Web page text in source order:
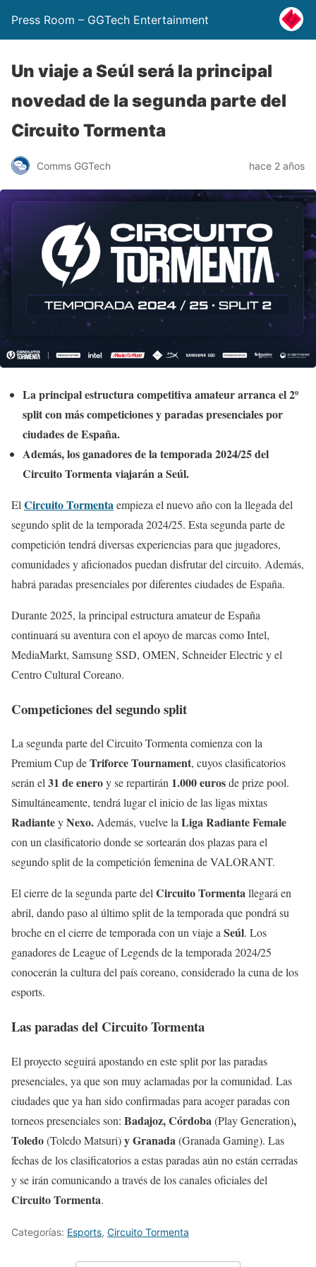
Press Room – GGTech Entertainment
Un viaje a Seúl será la principal
novedad de la segunda parte del
Circuito Tormenta
Comms GGTech hace 2 años
La principal estructura competitiva amateur arranca el 2º
split con más competiciones y paradas presenciales por
ciudades de España.
Además, los ganadores de la temporada 2024/25 del
Circuito Tormenta viajarán a Seúl.
El Circuito Tormentaempieza el nuevo año con la llegada del
segundo split de la temporada 2024/25. Esta segunda parte de
competición tendrá diversas experiencias para que jugadores,
comunidades y aficionados puedan disfrutar del circuito. Además,
habrá paradas presenciales por diferentes ciudades de España.
Durante 2025, la principal estructura amateur de España
continuará su aventura con el apoyo de marcas como Intel,
MediaMarkt, Samsung SSD, OMEN, Schneider Electric y el
Centro Cultural Coreano.
Competiciones del segundo split
La segunda parte del Circuito Tormenta comienza con la
Premium Cup deTriforce Tournament, cuyos clasificatorios
serán el31 de eneroy se repartirán 1.000 eurosde prize pool.
Simultáneamente, tendrá lugar el inicio de las ligas mixtas
RadianteyNexo.Además, vuelve laLiga Radiante Female
con un clasificatorio donde se sortearán dos plazas para el
segundo split de la competición femenina de VALORANT.
El cierre de la segunda parte delCircuito Tormentallegará en
abril, dando paso al último split de la temporada que pondrá su
broche en el cierre de temporada con un viaje aSeúl. Los
ganadores de League of Legends de la temporada 2024/25
conocerán la cultura del país coreano, considerado la cuna de los
esports.
Las paradas del Circuito Tormenta
El proyecto seguirá apostando en este split por las paradas
presenciales, ya que son muy aclamadas por la comunidad. Las
ciudades que ya han sido confirmadas para acoger paradas con
torneos presenciales son: Badajoz, Córdoba(Play Generation),
Toledo(Toledo Matsuri)y Granada(Granada Gaming). Las
fechas de los clasificatorios a estas paradas aún no están cerradas
y se irán comunicando a través de los canales oficiales del
Circuito Tormenta.
Categorías: Esports, Circuito Tormenta